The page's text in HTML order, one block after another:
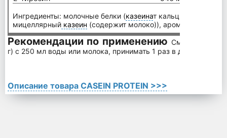
Ингредиенты: молочные белки (казеинат кальция
мицеллярныйказеин (содержит молоко)), ароматизатор,
Рекомендации по применению Смешайте 1
г) с 250 мл воды или молока, принимать 1 раз в день.
Описание товара CASEIN PROTEIN >>>